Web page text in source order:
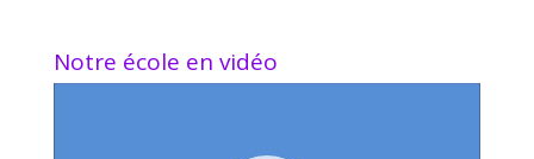
Notre école en vidéo
Lecteur